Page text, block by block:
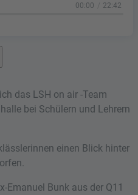
00:00 22:42
das LSH on air -Team
bei Schülern und Lehrern
einen Blick hinter
Emanuel Bunk aus der Q11